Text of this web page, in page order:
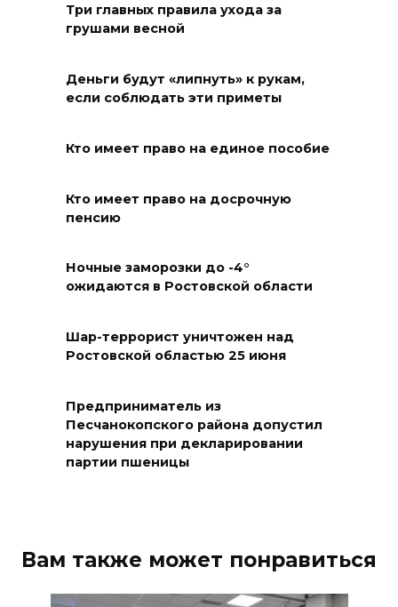
07 августа 2026 14:28
07 августа 2026 14:28
До 120 человек на борту:
имя «Андрей Байков»
07 августа 2026 14:25
Миграционная ситуация на
Дону
надвигаются ливни с градом
07 августа 2026 13:59
07 августа 2026 13:43
Три главных правила ухода за
грушами весной
Деньги будут «липнуть» к рукам,
если соблюдать эти приметы
Кто имеет право на единое пособие
Кто имеет право на досрочную
пенсию
Ночные заморозки до -4°
ожидаются в Ростовской области
Шар-террорист уничтожен над
Ростовской областью 25 июня
Предприниматель из
Песчанокопского района допустил
нарушения при декларировании
партии пшеницы
Вам также может понравиться